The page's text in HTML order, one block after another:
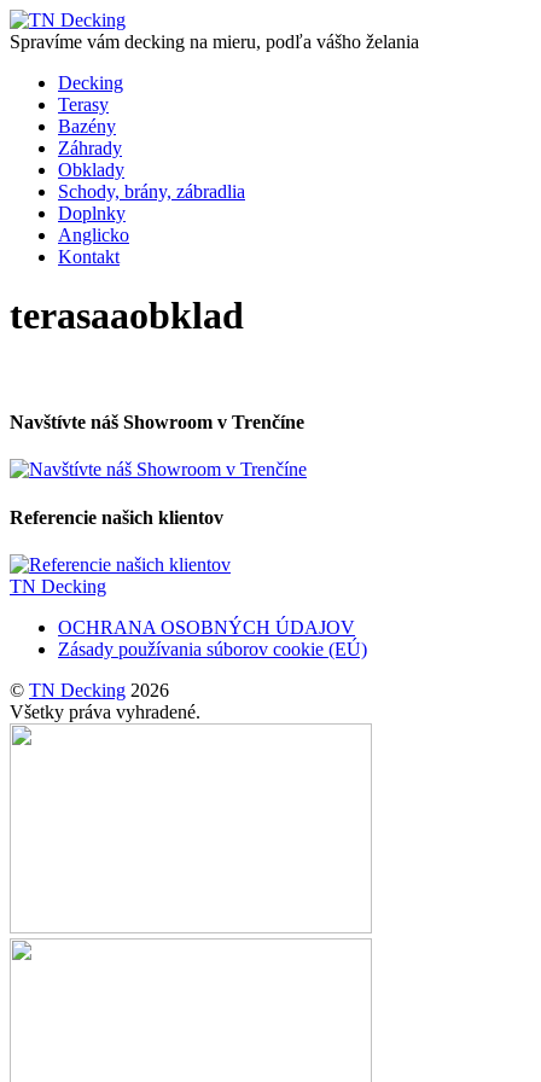
Spravíme vám decking na mieru, podľa vášho želania
Decking
Terasy
Bazény
Záhrady
Obklady
Schody, brány, zábradlia
Doplnky
Anglicko
Kontakt
terasaaobklad
Navštívte náš Showroom v Trenčíne
Referencie našich klientov
TN Decking
OCHRANA OSOBNÝCH ÚDAJOV
Zásady používania súborov cookie (EÚ)
© TN Decking 2026
Všetky práva vyhradené.